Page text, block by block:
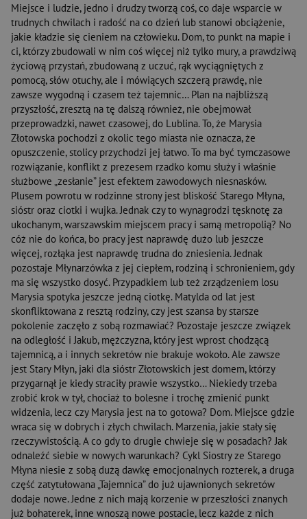
Miejsce i ludzie, jedno i drudzy tworzą coś, co daje wsparcie w
trudnych chwilach i radość na co dzień lub stanowi obciążenie,
jakie kładzie się cieniem na człowieku. Dom, to punkt na mapie i
ci, którzy zbudowali w nim coś więcej niż tylko mury, a prawdziwą
życiową przystań, zbudowaną z uczuć, rąk wyciągniętych z
pomocą, słów otuchy, ale i mówiących szczerą prawdę, nie
zawsze wygodną i czasem też tajemnic… Plan na najbliższą
przyszłość, zresztą na tę dalszą również, nie obejmował
przeprowadzki, nawet czasowej, do Lublina. To, że Marysia
Złotowska pochodzi z okolic tego miasta nie oznacza, że
opuszczenie, stolicy przychodzi jej łatwo. To ma być tymczasowe
rozwiązanie, konflikt z prezesem rzadko komu służy i właśnie
służbowe „zesłanie” jest efektem zawodowych niesnasków.
Plusem powrotu w rodzinne strony jest bliskość Starego Młyna,
sióstr oraz ciotki i wujka. Jednak czy to wynagrodzi tęsknotę za
ukochanym, warszawskim miejscem pracy i samą metropolią? No
cóż nie do końca, bo pracy jest naprawdę dużo lub jeszcze
więcej, rozłąka jest naprawdę trudna do zniesienia. Jednak
pozostaje Młynarzówka z jej ciepłem, rodziną i schronieniem, gdy
ma się wszystko dosyć. Przypadkiem lub też zrządzeniem losu
Marysia spotyka jeszcze jedną ciotkę. Matylda od lat jest
skonfliktowana z resztą rodziny, czy jest szansa by starsze
pokolenie zaczęło z sobą rozmawiać? Pozostaje jeszcze związek
na odległość i Jakub, mężczyzna, który jest wprost chodzącą
tajemnicą, a i innych sekretów nie brakuje wokoło. Ale zawsze
jest Stary Młyn, jaki dla sióstr Złotowskich jest domem, którzy
przygarnął je kiedy straciły prawie wszystko… Niekiedy trzeba
zrobić krok w tył, chociaż to bolesne i trochę zmienić punkt
widzenia, lecz czy Marysia jest na to gotowa? Dom. Miejsce gdzie
wraca się w dobrych i złych chwilach. Marzenia, jakie stały się
rzeczywistością. A co gdy to drugie chwieje się w posadach? Jak
odnaleźć siebie w nowych warunkach? Cykl Siostry ze Starego
Młyna niesie z sobą dużą dawkę emocjonalnych rozterek, a druga
część zatytułowana „Tajemnica” do już ujawnionych sekretów
dodaje nowe. Jedne z nich mają korzenie w przeszłości znanych
już bohaterek, inne wnoszą nowe postacie, lecz każde z nich